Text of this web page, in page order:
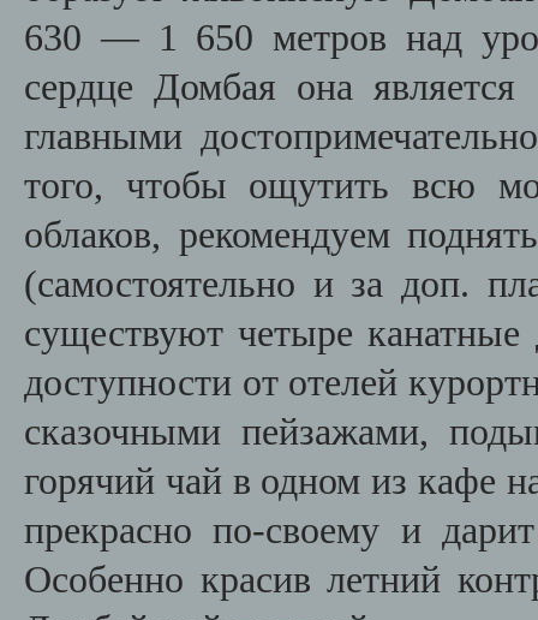
630 — 1 650 метров над
сердце Домбая она
главными
того, чтобы ощутить всю
облаков, рекомендуем
(самостоятельно и за доп.
существуют четыре
доступности от отелей
сказочными пейзажами,
горячий чай в одном из кафе
прекрасно по-своему и
Особенно красив летний